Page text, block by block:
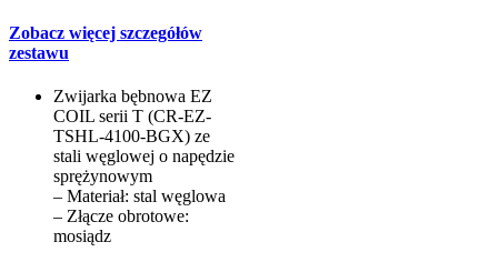
Zobacz więcej szczegółów
zestawu
Zwijarka bębnowa EZ
COIL serii T (CR-EZ-
TSHL-4100-BGX) ze
stali węglowej o napędzie
sprężynowym
– Materiał: stal węglowa
– Złącze obrotowe:
mosiądz